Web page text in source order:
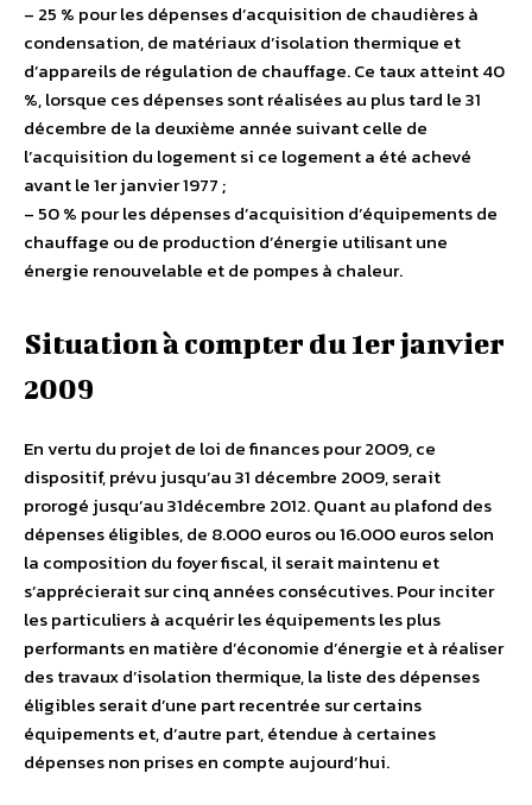
– 25 % pour les dépenses d’acquisition de chaudières à
condensation, de matériaux d’isolation thermique et
d’appareils de régulation de chauffage. Ce taux atteint 40
%, lorsque ces dépenses sont réalisées au plus tard le 31
décembre de la deuxième année suivant celle de
l’acquisition du logement si ce logement a été achevé
avant le 1er janvier 1977 ;
– 50 % pour les dépenses d’acquisition d’équipements de
chauffage ou de production d’énergie utilisant une
énergie renouvelable et de pompes à chaleur.
Situation à compter du 1er janvier
2009
En vertu du projet de loi de finances pour 2009, ce
dispositif, prévu jusqu’au 31 décembre 2009, serait
prorogé jusqu’au 31décembre 2012. Quant au plafond des
dépenses éligibles, de 8.000 euros ou 16.000 euros selon
la composition du foyer fiscal, il serait maintenu et
s’apprécierait sur cinq années consécutives. Pour inciter
les particuliers à acquérir les équipements les plus
performants en matière d’économie d’énergie et à réaliser
des travaux d’isolation thermique, la liste des dépenses
éligibles serait d’une part recentrée sur certains
équipements et, d’autre part, étendue à certaines
dépenses non prises en compte aujourd’hui.